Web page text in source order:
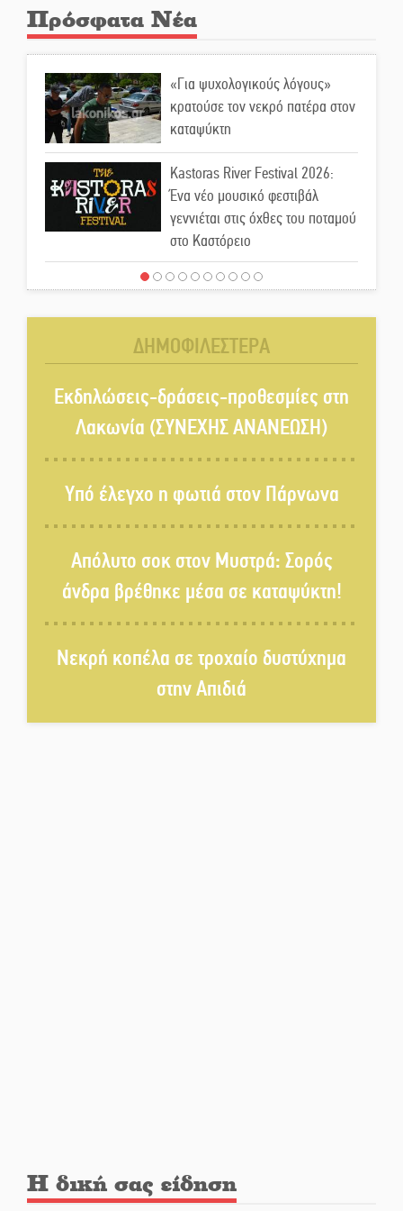
Πρόσφατα Νέα
«Για ψυχολογικούς λόγους»
κρατούσε τον νεκρό πατέρα στον
καταψύκτη
Kastoras River Festival 2026:
Ένα νέο μουσικό φεστιβάλ
γεννιέται στις όχθες του ποταμού
στο Καστόρειο
Τα ζάρια παίρνουν «φωτιά» στην
Αυθεντικό γλέντι με «Γιορτή
Βραστού» στη Σοχά
Το τελεφερίκ της Μονεμβασιάς
στο τραπέζι του δημόσιου
διαλόγου
Πολιτισμός και παράδοση δίνουν
ραντεβού στην Αγόριανη
δυναμικό καλοκαιρινό party
Διακοπή μαθημάτων στο
Οδύνη στην Απιδιά για τον χαμό
ΔΗΜΟΦΙΛΕΣΤΕΡΑ
Εκδηλώσεις-δράσεις-προθεσμίες στη
Λακωνία (ΣΥΝΕΧΗΣ ΑΝΑΝΕΩΣΗ)
Υπό έλεγχο η φωτιά στον Πάρνωνα
Απόλυτο σοκ στον Μυστρά: Σορός
άνδρα βρέθηκε μέσα σε καταψύκτη!
Νεκρή κοπέλα σε τροχαίο δυστύχημα
στην Απιδιά
Η δική σας είδηση